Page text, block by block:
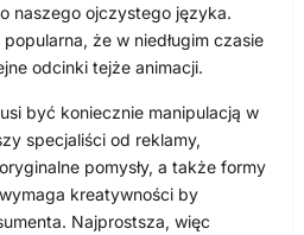
naszego ojczystego języka.
że w niedługim czasie
odcinki tejże animacji.
być koniecznie manipulacją w
specjaliści od reklamy,
pomysły, a także formy
kreatywności by
Najprostsza, więc